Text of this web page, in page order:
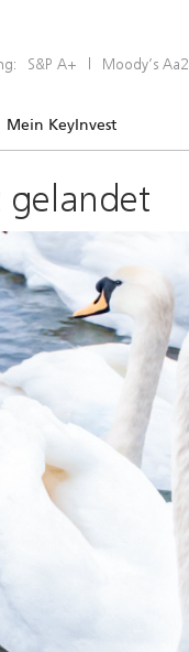
S&P A+ | Moody’s Aa2
Mein KeyInvest
gelandet